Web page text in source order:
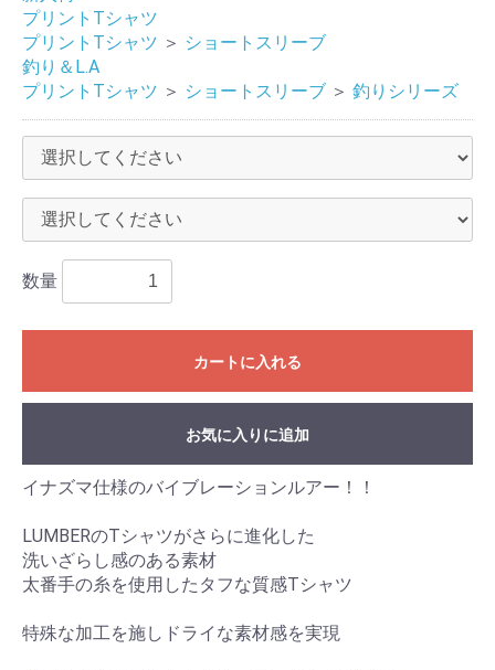
プリントTシャツ
プリントTシャツ ＞ ショートスリーブ
釣り＆L.A
プリントTシャツ ＞ ショートスリーブ ＞ 釣りシリーズ
数量
カートに入れる
お気に入りに追加
イナズマ仕様のバイブレーションルアー！！
LUMBERのTシャツがさらに進化した
洗いざらし感のある素材
太番手の糸を使用したタフな質感Tシャツ
特殊な加工を施しドライな素材感を実現